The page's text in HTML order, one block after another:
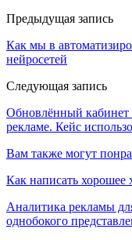
Предыдущая запись
Как мы в
нейросетей
Следующая запись
Обновлённый кабинет
рекламе. Кейс
Вам также могут
Как написать хорошее
Аналитика рекламы
однобокого